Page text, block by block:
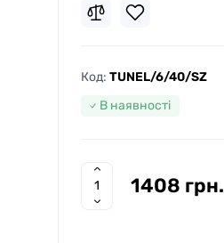
Код: TUNEL/6/40/SZ
В наявності
1408 грн.